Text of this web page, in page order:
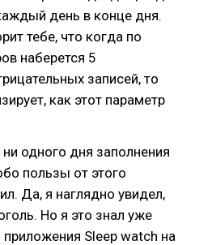
день в конце дня.
тебе, что когда по
наберется 5
записей, то
как этот параметр
одного дня заполнения
пользы от этого
Да, я наглядно увидел,
Но я это знал уже
Sleep watch на